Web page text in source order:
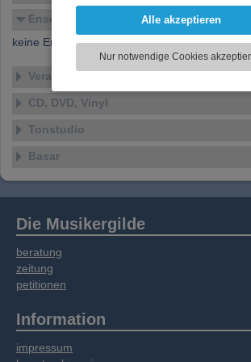
Funktionen für soziale Medien anbieten
zu analysieren. Dabei werden ggf.
Informationen zu Ihrer Verwendung
soziale Medien, Werbung und Analysen
weitergegeben. Unsere Partner führen
Informationen möglicherweise mit
Alle akzeptieren
Nur notwendige Cookies
Ensembles
keine Ensembles verfügbar
Veranstaltungen
CD, DVD, Vinyl
Tonstudio
Basar
Die Musikergilde
beratung
zeitung
petitionen
Information
impressum